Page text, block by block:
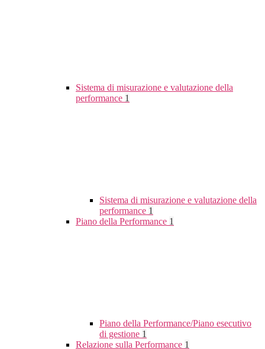
Sistema di misurazione e valutazione della
performance 1
Sistema di misurazione e valutazione della
performance 1
Piano della Performance 1
Piano della Performance/Piano esecutivo
di gestione 1
Relazione sulla Performance 1